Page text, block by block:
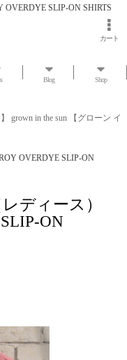
SLIP-ON SHIRTS
カート
Blog Shop
grown in the sun 【グローン イ
OVERDYE SLIP-ON
ディース）
ON